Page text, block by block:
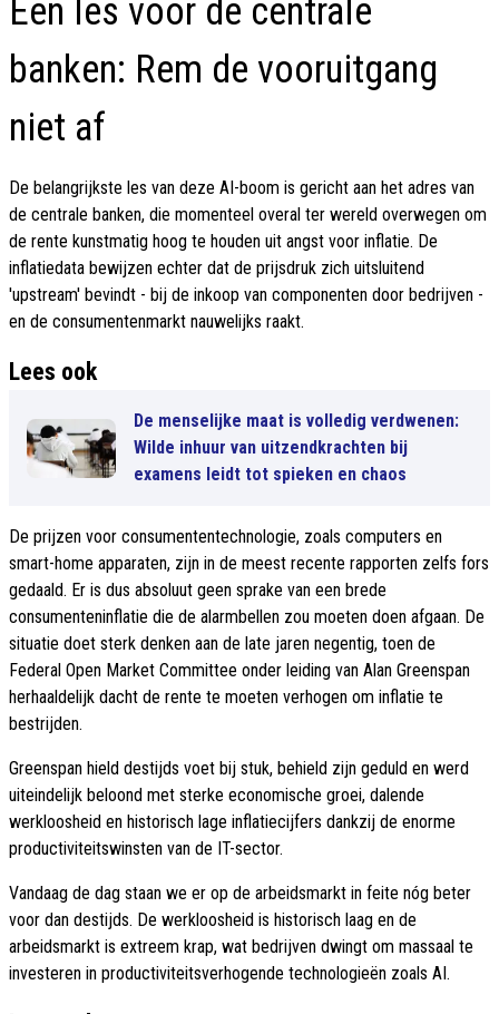
Een les voor de centrale
banken: Rem de vooruitgang
niet af
De belangrijkste les van deze AI-boom is gericht aan het adres van
de centrale banken, die momenteel overal ter wereld overwegen om
de rente kunstmatig hoog te houden uit angst voor inflatie. De
inflatiedata bewijzen echter dat de prijsdruk zich uitsluitend
'upstream' bevindt - bij de inkoop van componenten door bedrijven -
en de consumentenmarkt nauwelijks raakt.
Lees ook
De menselijke maat is volledig verdwenen:
Wilde inhuur van uitzendkrachten bij
examens leidt tot spieken en chaos
De prijzen voor consumententechnologie, zoals computers en
smart-home apparaten, zijn in de meest recente rapporten zelfs fors
gedaald. Er is dus absoluut geen sprake van een brede
consumenteninflatie die de alarmbellen zou moeten doen afgaan. De
situatie doet sterk denken aan de late jaren negentig, toen de
Federal Open Market Committee onder leiding van Alan Greenspan
herhaaldelijk dacht de rente te moeten verhogen om inflatie te
bestrijden.
Greenspan hield destijds voet bij stuk, behield zijn geduld en werd
uiteindelijk beloond met sterke economische groei, dalende
werkloosheid en historisch lage inflatiecijfers dankzij de enorme
productiviteitswinsten van de IT-sector.
Vandaag de dag staan we er op de arbeidsmarkt in feite nóg beter
voor dan destijds. De werkloosheid is historisch laag en de
arbeidsmarkt is extreem krap, wat bedrijven dwingt om massaal te
investeren in productiviteitsverhogende technologieën zoals AI.